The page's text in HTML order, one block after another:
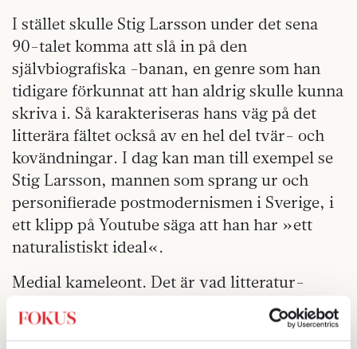
I stället skulle Stig Larsson under det sena
90-talet komma att slå in på den
självbiografiska -banan, en genre som han
tidigare förkunnat att han aldrig skulle kunna
skriva i. Så karakteriseras hans väg på det
litterära fältet också av en hel del tvär- och
kovändningar. I dag kan man till exempel se
Stig Larsson, mannen som sprang ur och
personifierade postmodernismen i Sverige, i
ett klipp på Youtube säga att han har »ett
naturalistiskt ideal«.
Medial kameleont. Det är vad litteratur-
vetaren Christian Lenemark kallar Stig
Larsson. I sin avhandling »Sanna lögner.